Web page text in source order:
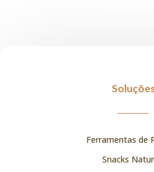
Ferramentas de
Snacks